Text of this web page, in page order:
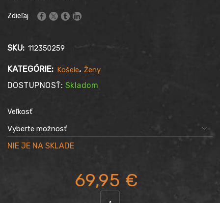
Zdieľaj
SKU: 112350259
KATEGÓRIE: Košele, Ženy
DOSTUPNOSŤ: Skladom
Veľkosť
69,95 €